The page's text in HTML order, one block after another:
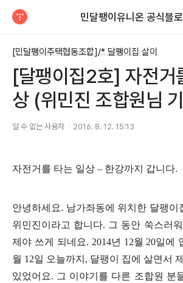
민달팽이유니온 공식블
[민달팽이주택협동조합]/* 달팽이집 살이
[달팽이집2호] 자전거
상 (위민진 조합원님
알 수 없는 사용자 2016. 8. 12. 15:13
자전거를 타는 일상 – 한강까지 갑니다.
안녕하세요. 남가좌동에 위치한 달팽이
위민진이라고 합니다. 그 동안 쑥스러
제야 쓰게 되네요. 2014년 12월 20일에
월 12일 오늘까지, 달팽이 집에 살면서
있었어요. 그 이야기를 다른 조합원 분